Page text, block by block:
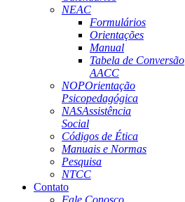
NEAC
Formulários
Orientações
Manual
Tabela de Conversão
AACC
NOPOrientação
Psicopedagógica
NASAssistência
Social
Códigos de Ética
Manuais e Normas
Pesquisa
NTCC
Contato
Fale Conosco